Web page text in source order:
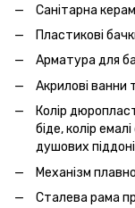
Санітарна
Пластикові
Арматура для
Акрилові ванни
Колір
біде, колір
душових
Механізм
Сталева рама